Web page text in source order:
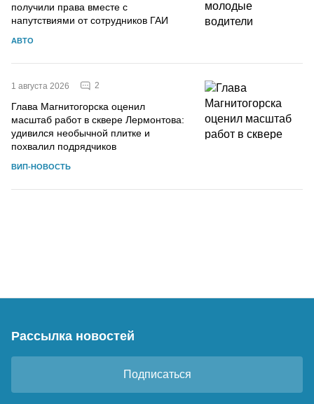
получили права вместе с
напутствиями от сотрудников ГАИ
АВТО
1 августа 2026 2
Глава Магнитогорска оценил
масштаб работ в сквере Лермонтова:
удивился необычной плитке и
похвалил подрядчиков
ВИП-НОВОСТЬ
Рассылка новостей
Подписаться